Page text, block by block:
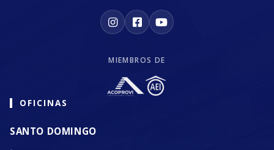
MIEMBROS DE
OFICINAS
SANTO DOMINGO